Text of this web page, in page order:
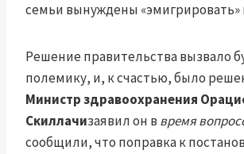
семьи вынуждены «эмигрировать»
Решение правительства вызвало
полемику, и, к счастью, было
Министр здравоохранения
Скиллачизаявил он в время
сообщили, что поправка к